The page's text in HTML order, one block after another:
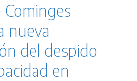
Cominges
nueva
del despido
en